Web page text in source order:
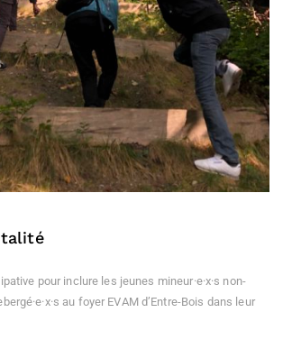
pour inclure les jeunes mineur·e·x·s non-
au foyer EVAM d’Entre-Bois dans leur